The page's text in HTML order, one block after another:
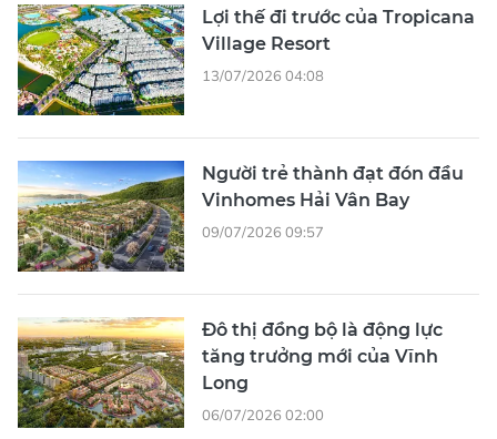
Lợi thế đi trước của Tropicana
Village Resort
13/07/2026 04:08
Người trẻ thành đạt đón đầu
Vinhomes Hải Vân Bay
09/07/2026 09:57
Đô thị đồng bộ là động lực
tăng trưởng mới của Vĩnh
Long
06/07/2026 02:00